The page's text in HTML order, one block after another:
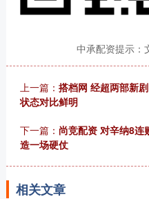
中承配资提示：
上一篇： 搭档网 经超两部新
状态对比鲜明
下一篇： 尚竞配资 对辛纳8
造一场硬仗
相关文章